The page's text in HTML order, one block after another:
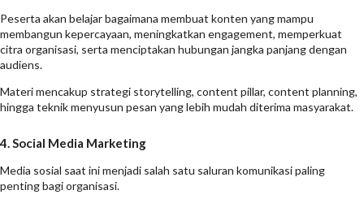
Peserta akan belajar bagaimana membuat konten yang mampu
membangun kepercayaan, meningkatkan engagement, memperkuat
citra organisasi, serta menciptakan hubungan jangka panjang dengan
audiens.
Materi mencakup strategi storytelling, content pillar, content planning,
hingga teknik menyusun pesan yang lebih mudah diterima masyarakat.
4. Social Media Marketing
Media sosial saat ini menjadi salah satu saluran komunikasi paling
penting bagi organisasi.